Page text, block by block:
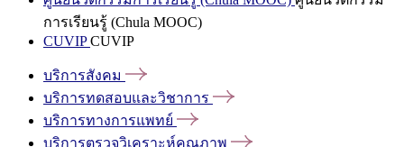
การเรียนรู้ (Chula MOOC)
CUVIPCUVIP
บริการสังคม
บริการทดสอบและวิชาการ
บริการทางการแพทย์
บริการตรวจวิเคราะห์คุณภาพ